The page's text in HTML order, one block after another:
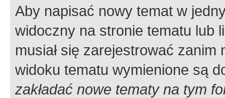
Aby napisać nowy temat w
widoczny na stronie tematu lub
musiał się zarejestrować
widoku tematu wymienione są
zakładać nowe tematy na tym